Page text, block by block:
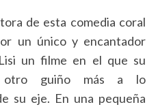
de esta comedia coral
un único y encantador
un filme en el que su
otro guiño más a lo
su eje. En una pequeña